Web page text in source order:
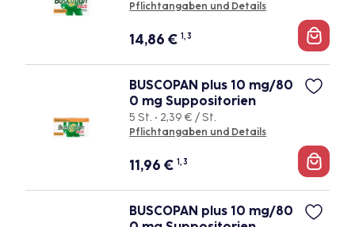
Pflichtangaben und Details
14,86€ 1, 3
BUSCOPAN plus 10 mg/80
0 mg Suppositorien
5 St. • 2,39 € / St.
Pflichtangaben und Details
11,96€ 1, 3
BUSCOPAN plus 10 mg/80